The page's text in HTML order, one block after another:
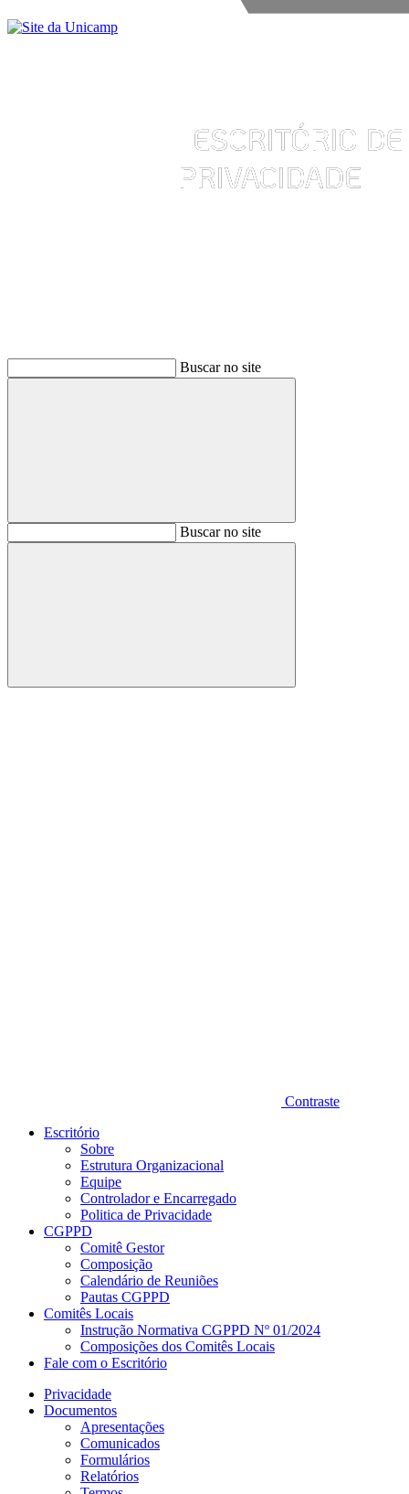
Buscar no site
BuscarBuscar no site
Buscar
Contraste
Escritório
Sobre
Estrutura Organizacional
Equipe
Controlador e Encarregado
Politica de Privacidade
CGPPD
Comitê Gestor
Composição
Calendário de Reuniões
Pautas CGPPD
Comitês Locais
Instrução Normativa CGPPD Nº 01/2024
Composições dos Comitês Locais
Fale com o Escritório
Privacidade
Documentos
Apresentações
Comunicados
Formulários
Relatórios